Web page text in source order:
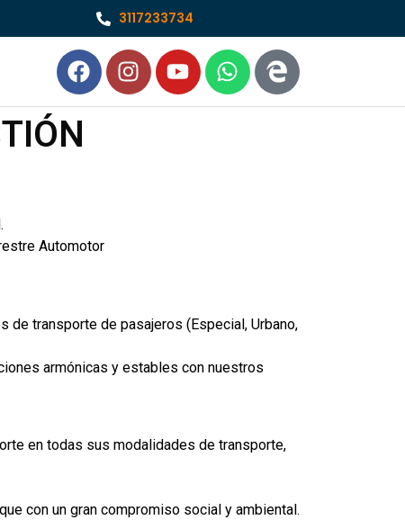
3117233734
Automotor
de transporte de pasajeros (Especial, Urbano,
armónicas y estables con nuestros
en todas sus modalidades de transporte,
con un gran compromiso social y ambiental.